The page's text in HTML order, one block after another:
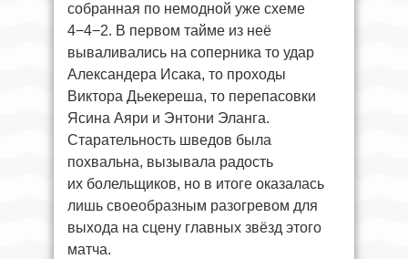
собранная по немодной уже схеме
4−4−2. В первом тайме из неё
вываливались на соперника то удар
Александера Исака, то проходы
Виктора Дьекереша, то перепасовки
Ясина Аяри и Энтони Эланга.
Старательность шведов была
похвальна, вызывала радость
их болельщиков, но в итоге оказалась
лишь своеобразным разогревом для
выхода на сцену главных звёзд этого
матча.